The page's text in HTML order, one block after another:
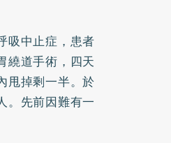
吸中止症，患者
繞道手術，四天
甩掉剩一半。於
。先前因難有一